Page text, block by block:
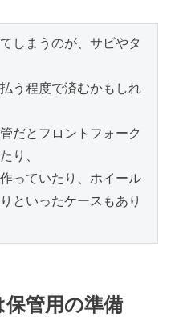
しまうのが、サビやタ
う程度で済むかもしれ
だとフロントフォーク
り、
っていたり、ホイール
といったケースもあり
管用の準備